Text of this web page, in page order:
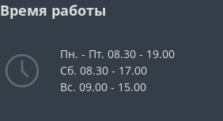
Время работы
Пн. - Пт. 08.30 - 19.00
Сб. 08.30 - 17.00
Вс. 09.00 - 15.00